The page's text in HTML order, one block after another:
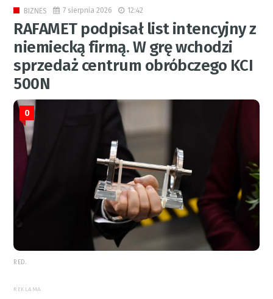
BIZNES 7 sierpnia 2026 12:42
RAFAMET podpisał list intencyjny z
niemiecką firmą. W grę wchodzi
sprzedaż centrum obróbczego KCI
500N
0
RED.
REKLAMA